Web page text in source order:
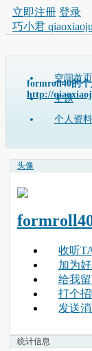
立即注册 登录
巧小君
formroll40的个
http://
空间首页
主题
个人资料
头像
收听
加为
给我
打个
发送
统计信息